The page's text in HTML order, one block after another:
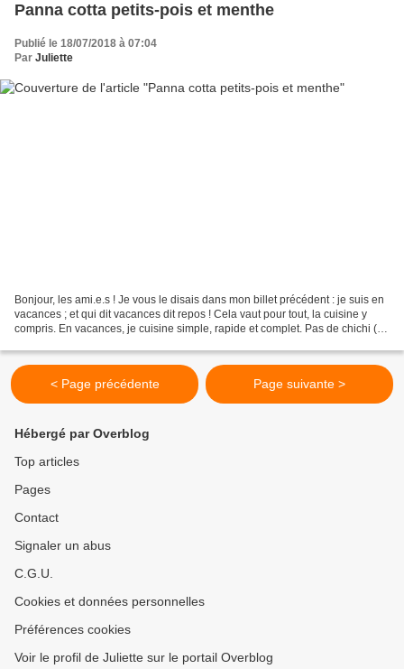
Panna cotta petits-pois et menthe
Publié le 18/07/2018 à 07:04
Par Juliette
Bonjour, les ami.e.s ! Je vous le disais dans mon billet précédent : je suis en
vacances ; et qui dit vacances dit repos ! Cela vaut pour tout, la cuisine y
compris. En vacances, je cuisine simple, rapide et complet. Pas de chichi (il
< Page précédente Page suivante >
Hébergé par Overblog
Top articles
Pages
Contact
Signaler un abus
C.G.U.
Cookies et données personnelles
Préférences cookies
Voir le profil de Juliette sur le portail Overblog